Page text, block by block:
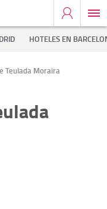
HOTELES EN
Teulada Moraira